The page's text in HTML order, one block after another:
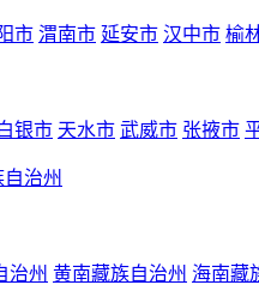
市 渭南市 延安市 汉中市 榆
银市 天水市 武威市 张掖市
治州
治州 黄南藏族自治州 海南藏